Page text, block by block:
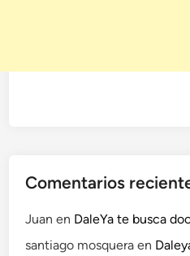
Comentarios
Juan en DaleYa te busca
santiago mosquera en